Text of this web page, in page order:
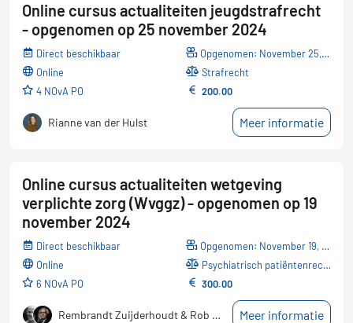
Online cursus actualiteiten jeugdstrafrecht
- opgenomen op 25 november 2024
Direct beschikbaar
online
4 NOvA PO
Opgenomen: November 25, 2024
Strafrecht
200.00
Rianne van der Hulst Meer informatie
Online cursus actualiteiten wetgeving
verplichte zorg (Wvggz) - opgenomen op 19
november 2024
Direct beschikbaar
online
6 NOvA PO
Opgenomen: November 19, 2024
Psychiatrisch patiëntenrecht
300.00
Rembrandt Zuijderhoudt & Rob Keurentjes Meer informatie